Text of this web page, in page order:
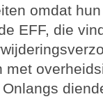
omdat
EFF, die